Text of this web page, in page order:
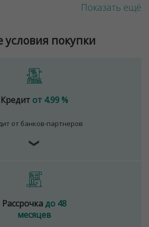
Показать ещё
покупки
Кредит от 4.99 %
от банков-партнеров
❯
Рассрочкадо 48
месяцев